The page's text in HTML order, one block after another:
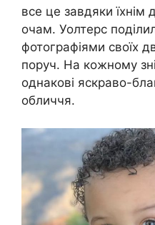
все це завдяки
очам. Уолтерс
фотографіями своїх
поруч. На кожному
однакові яскраво-
обличчя.